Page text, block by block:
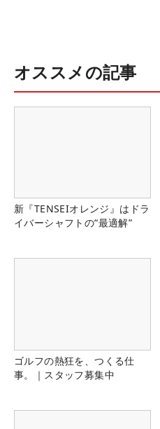
オススメの記事
新『TENSEIオレンジ』はドラ
イバーシャフトの“最適解”
ゴルフの熱狂を、つくる仕
事。｜スタッフ募集中